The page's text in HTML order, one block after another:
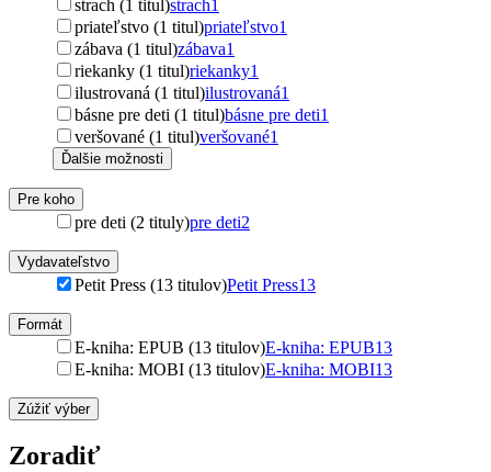
strach (1 titul)strach1
priateľstvo (1 titul)priateľstvo1
zábava (1 titul)zábava1
riekanky (1 titul)riekanky1
ilustrovaná (1 titul)ilustrovaná1
básne pre deti (1 titul)básne pre deti1
veršované (1 titul)veršované1
Ďalšie možnosti
Pre koho
pre deti (2 tituly)pre deti2
Vydavateľstvo
Petit Press (13 titulov)Petit Press13
Formát
E-kniha: EPUB (13 titulov)E-kniha: EPUB13
E-kniha: MOBI (13 titulov)E-kniha: MOBI13
Zúžiť výber
Zoradiť